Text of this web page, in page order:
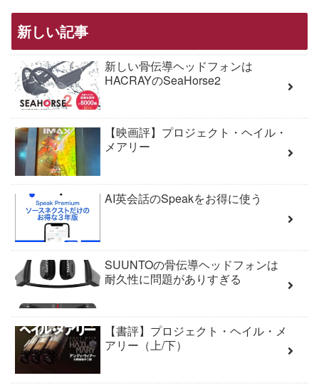
新しい記事
新しい骨伝導ヘッドフォンは
HACRAYのSeaHorse2
【映画評】プロジェクト・ヘイル・
メアリー
AI英会話のSpeakをお得に使う
SUUNTOの骨伝導ヘッドフォンは
耐久性に問題がありすぎる
【書評】プロジェクト・ヘイル・メ
アリー（上/下）